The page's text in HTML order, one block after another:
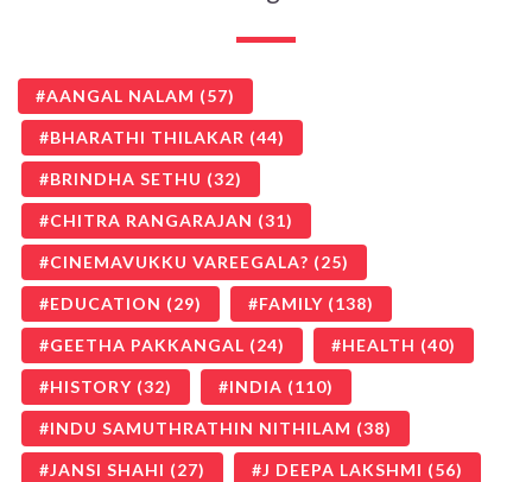
AANGAL NALAM (57)
BHARATHI THILAKAR (44)
BRINDHA SETHU (32)
CHITRA RANGARAJAN (31)
CINEMAVUKKU VAREEGALA? (25)
EDUCATION (29) FAMILY (138)
GEETHA PAKKANGAL (24) HEALTH (40)
HISTORY (32) INDIA (110)
INDU SAMUTHRATHIN NITHILAM (38)
JANSI SHAHI (27) J DEEPA LAKSHMI (56)